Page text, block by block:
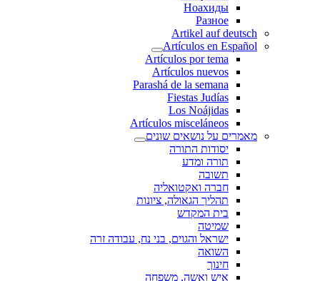
Ноахиды
Разное
Artikel auf deutsch
Artículos en Español
Artículos por tema
Artículos nuevos
Parashá de la semana
Fiestas Judías
Los Noájidas
Artículos misceláneos
מאמרים על נושאים שונים
יסודות התורה
תורה ומדע
תשובה
חברה ואקטואליה
תהליך הגאולה, ציונות
בית המקדש
שמיטה
ישראל והגוים, בני נח, עבודה זרה
השואה
חינוך
איש ואשה, משפחה